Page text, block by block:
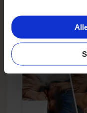
benadrukt je
manier. Het is
past bij
doop of als een